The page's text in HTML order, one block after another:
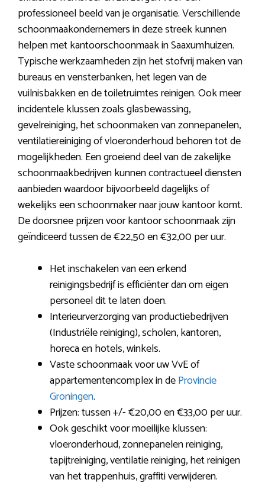
professioneel beeld van je organisatie. Verschillende
schoonmaakondernemers in deze streek kunnen
helpen met kantoorschoonmaak in Saaxumhuizen.
Typische werkzaamheden zijn het stofvrij maken van
bureaus en vensterbanken, het legen van de
vuilnisbakken en de toiletruimtes reinigen. Ook meer
incidentele klussen zoals glasbewassing,
gevelreiniging, het schoonmaken van zonnepanelen,
ventilatiereiniging of vloeronderhoud behoren tot de
mogelijkheden. Een groeiend deel van de zakelijke
schoonmaakbedrijven kunnen contractueel diensten
aanbieden waardoor bijvoorbeeld dagelijks of
wekelijks een schoonmaker naar jouw kantoor komt.
De doorsnee prijzen voor kantoor schoonmaak zijn
geïndiceerd tussen de €22,50 en €32,00 per uur.
Het inschakelen van een erkend
reinigingsbedrijf is efficiënter dan om eigen
personeel dit te laten doen.
Interieurverzorging van productiebedrijven
(Industriële reiniging), scholen, kantoren,
horeca en hotels, winkels.
Vaste schoonmaak voor uw VvE of
appartementencomplex in deProvincie
Groningen.
Prijzen: tussen +/- €20,00 en €33,00 per uur.
Ook geschikt voor moeilijke klussen:
vloeronderhoud, zonnepanelen reiniging,
tapijtreiniging, ventilatie reiniging, het reinigen
van het trappenhuis, graffiti verwijderen.